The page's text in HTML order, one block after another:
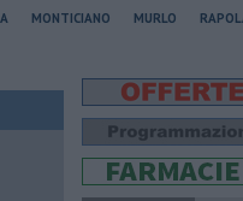
MONTICIANO MURLO